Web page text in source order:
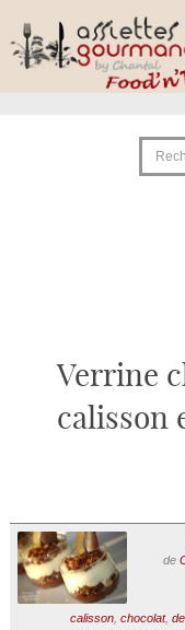
Verrine
calisson
de
calisson, chocolat,